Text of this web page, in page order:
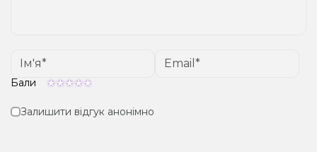
Бали
Залишити відгук анонімно